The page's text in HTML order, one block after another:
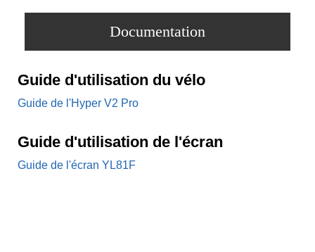
Documentation
Guide d'utilisation du vélo
Guide de l'Hyper V2 Pro
Guide d'utilisation de l'écran
Guide de l'écran YL81F